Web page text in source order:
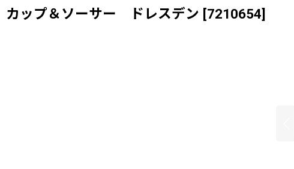
カップ＆ソーサー ドレスデン [7210654]